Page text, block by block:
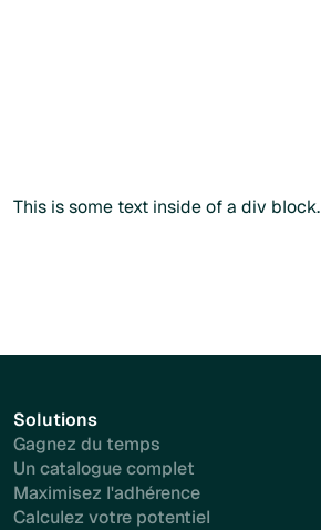
This is some text inside of a div block.
Solutions
Gagnez du temps
Un catalogue complet
Maximisez l'adhérence
Calculez votre potentiel